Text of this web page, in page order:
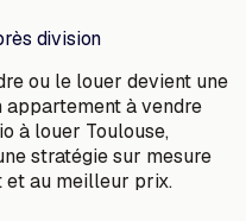
division
ou le louer devient une
à vendre
à louer Toulouse,
stratégie sur mesure
et au meilleur prix.